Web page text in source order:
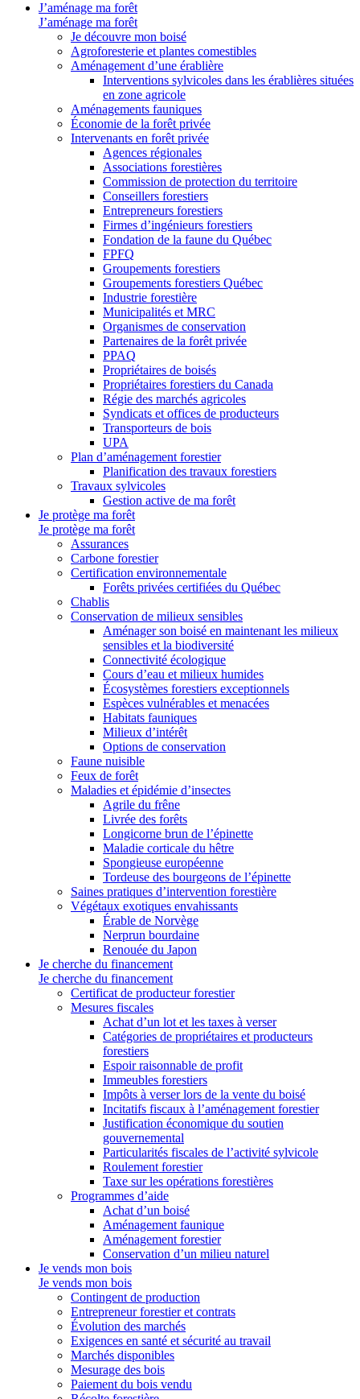
J’aménage ma forêt
J’aménage ma forêt
Je découvre mon boisé
Agroforesterie et plantes comestibles
Aménagement d’une érablière
Interventions sylvicoles dans les érablières situées
en zone agricole
Aménagements fauniques
Économie de la forêt privée
Intervenants en forêt privée
Agences régionales
Associations forestières
Commission de protection du territoire
Conseillers forestiers
Entrepreneurs forestiers
Firmes d’ingénieurs forestiers
Fondation de la faune du Québec
FPFQ
Groupements forestiers
Groupements forestiers Québec
Industrie forestière
Municipalités et MRC
Organismes de conservation
Partenaires de la forêt privée
PPAQ
Propriétaires de boisés
Propriétaires forestiers du Canada
Régie des marchés agricoles
Syndicats et offices de producteurs
Transporteurs de bois
UPA
Plan d’aménagement forestier
Planification des travaux forestiers
Travaux sylvicoles
Gestion active de ma forêt
Je protège ma forêt
Je protège ma forêt
Assurances
Carbone forestier
Certification environnementale
Forêts privées certifiées du Québec
Chablis
Conservation de milieux sensibles
Aménager son boisé en maintenant les milieux
sensibles et la biodiversité
Connectivité écologique
Cours d’eau et milieux humides
Écosystèmes forestiers exceptionnels
Espèces vulnérables et menacées
Habitats fauniques
Milieux d’intérêt
Options de conservation
Faune nuisible
Feux de forêt
Maladies et épidémie d’insectes
Agrile du frêne
Livrée des forêts
Longicorne brun de l’épinette
Maladie corticale du hêtre
Spongieuse européenne
Tordeuse des bourgeons de l’épinette
Saines pratiques d’intervention forestière
Végétaux exotiques envahissants
Érable de Norvège
Nerprun bourdaine
Renouée du Japon
Je cherche du financement
Je cherche du financement
Certificat de producteur forestier
Mesures fiscales
Achat d’un lot et les taxes à verser
Catégories de propriétaires et producteurs
forestiers
Espoir raisonnable de profit
Immeubles forestiers
Impôts à verser lors de la vente du boisé
Incitatifs fiscaux à l’aménagement forestier
Justification économique du soutien
gouvernemental
Particularités fiscales de l’activité sylvicole
Roulement forestier
Taxe sur les opérations forestières
Programmes d’aide
Achat d’un boisé
Aménagement faunique
Aménagement forestier
Conservation d’un milieu naturel
Je vends mon bois
Je vends mon bois
Contingent de production
Entrepreneur forestier et contrats
Évolution des marchés
Exigences en santé et sécurité au travail
Marchés disponibles
Mesurage des bois
Paiement du bois vendu